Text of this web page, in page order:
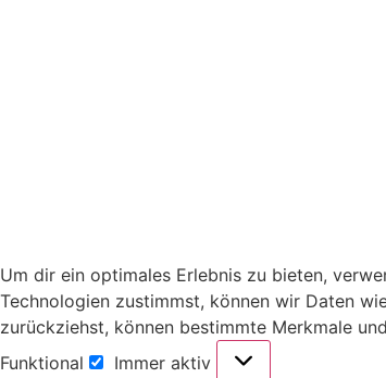
Um dir ein optimales Erlebnis zu bieten,
Technologien zustimmst, können wir Daten
zurückziehst, können bestimmte Merkmale
Funktional
Immer aktiv